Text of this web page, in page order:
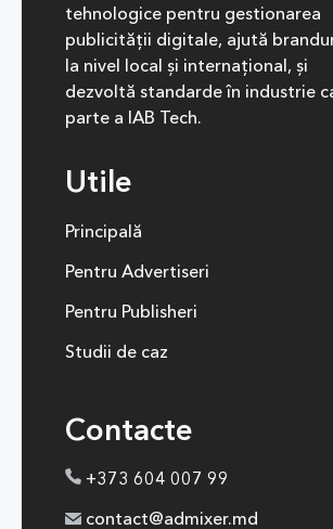
tehnologice pentru gestionarea
publicității digitale, ajută
la nivel local și internațional, și
dezvoltă standarde în industrie
parte a IAB Tech.
Utile
Principală
Pentru Advertiseri
Pentru Publisheri
Studii de caz
Contacte
+373 604 007 99
contact@admixer.md